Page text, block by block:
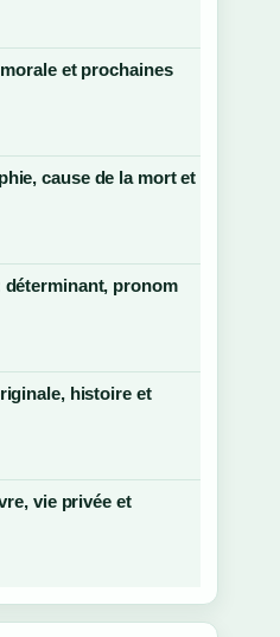
et prochaines
cause de la mort et
déterminant, pronom
histoire et
vie privée et